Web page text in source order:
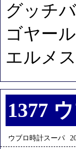
グッチ
ゴヤー
エルメ
1377
ウブロ時計スーパ